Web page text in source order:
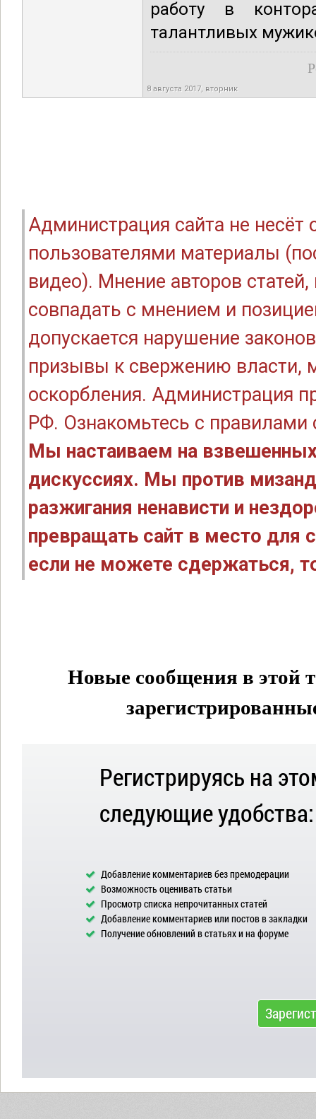
работу в
талантливых
8 августа 2017, вторник
Администрация сайта не
пользователями материалы
видео). Мнение авторов
совпадать с мнением и
допускается нарушение
призывы к свержению власти,
оскорбления. Администрация
РФ. Ознакомьтесь с правилами
Мы настаиваем на
дискуссиях. Мы против
разжигания ненависти и
превращать сайт в место для
если не можете сдержаться,
Новые сообщения в этой
Регистрируясь на
следующие удобства:
Добавление комментариев без премодерации
Возможность оценивать статьи
Просмотр списка непрочитанных статей
Добавление комментариев или постов в закладки
Получение обновлений в статьях и на форуме